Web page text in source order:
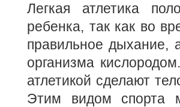
Легкая атлетика
ребенка, так как во
правильное дыхание,
организма
атлетикой сделают
Этим видом спорта